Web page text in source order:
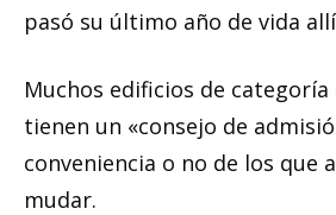
pasó su último año de vida
Muchos edificios de
tienen un «consejo de
conveniencia o no de los que
mudar.